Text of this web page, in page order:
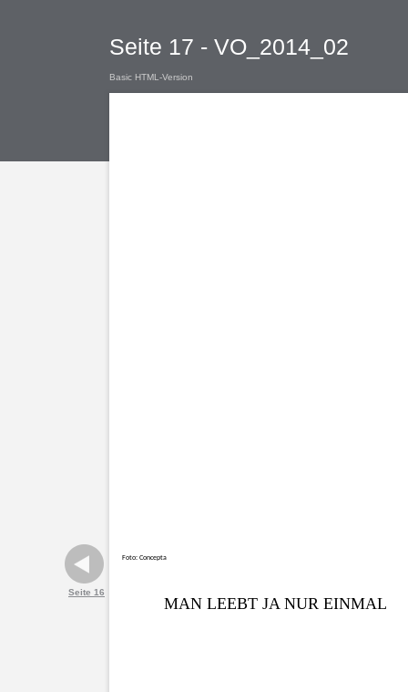
Seite 17 - VO_2014_02
Basic HTML-Version
Seite 16
MAN LEEBT JA NUR EINMAL
Foto: Concepta